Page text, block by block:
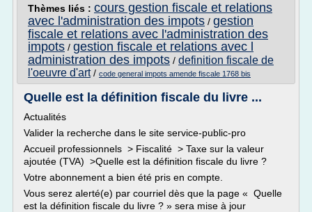
Thèmes liés : cours gestion fiscale et relations
avec l'administration des impots / gestion
fiscale et relations avec l'administration des
impots / gestion fiscale et relations avec l
administration des impots / definition fiscale de
l'oeuvre d'art/ code general impots amende fiscale 1768 bis
Quelle est la définition fiscale du livre ...
Actualités
Valider la recherche dans le site service-public-pro
Accueil professionnels > Fiscalité > Taxe sur la valeur
ajoutée (TVA) >Quelle est la définition fiscale du livre ?
Votre abonnement a bien été pris en compte.
Vous serez alerté(e) par courriel dès que la page « Quelle
est la définition fiscale du livre ? » sera mise à jour